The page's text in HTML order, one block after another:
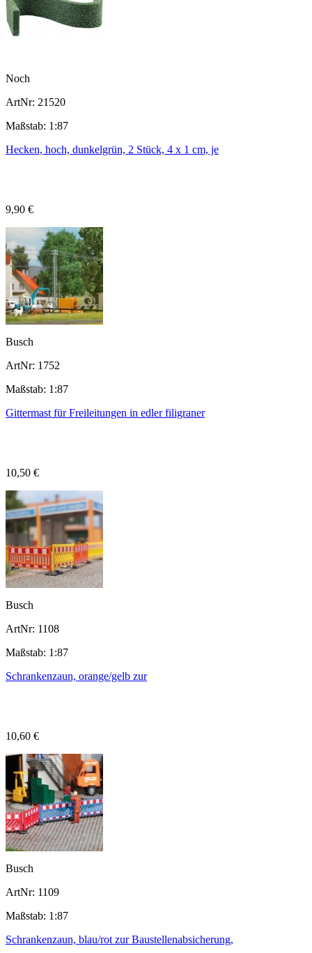
Noch
ArtNr: 21520
Maßstab: 1:87
Hecken, hoch, dunkelgrün, 2 Stück, 4 x 1 cm, je
9,90 €
Busch
ArtNr: 1752
Maßstab: 1:87
Gittermast für Freileitungen in edler filigraner
10,50 €
Busch
ArtNr: 1108
Maßstab: 1:87
Schrankenzaun, orange/gelb zur
10,60 €
Busch
ArtNr: 1109
Maßstab: 1:87
Schrankenzaun, blau/rot zur Baustellenabsicherung,